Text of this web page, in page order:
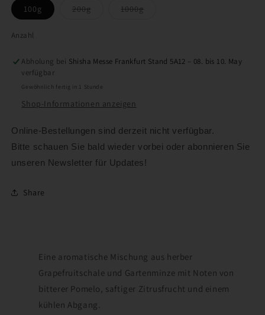
100g 200gVariante1000gVariante
Anzahl
Abholung bei Shisha Messe Frankfurt Stand 5A12 – 08. bis 10. May
verfügbar
Gewöhnlich fertig in 1 Stunde
Shop-Informationen anzeigen
Online-Bestellungen sind derzeit nicht verfügbar.
Bitte schauen Sie bald wieder vorbei oder abonnieren Sie
unseren Newsletter für Updates!
Share
Eine aromatische Mischung aus herber
Grapefruitschale und Gartenminze mit Noten von
bitterer Pomelo, saftiger Zitrusfrucht und einem
kühlen Abgang.